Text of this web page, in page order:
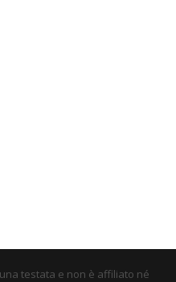
testata e non è affiliato né